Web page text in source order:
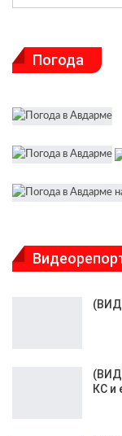
Погода
КС и